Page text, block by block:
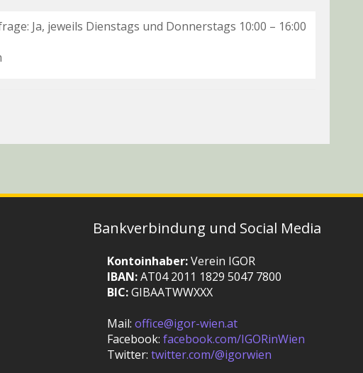
Ja, jeweils Dienstags und Donnerstags 10:00 – 16:00
Bankverbindung und Social Media
Kontoinhaber:Verein IGOR
IBAN:AT04 2011 1829 5047 7800
BIC:GIBAATWWXXX
Mail:office@igor-wien.at
Facebook:facebook.com/IGORinWien
Twitter:twitter.com/@igorwien